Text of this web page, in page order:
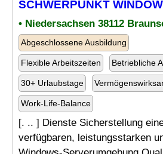
SCHWERPUNKT
• Niedersachsen 38112
Abgeschlossene Ausbildung
Flexible Arbeitszeiten Betriebliche
30+ Urlaubstage
Work-Life-Balance
[. .. ] Dienste Sicherstellung
verfügbaren, leistungsstarken